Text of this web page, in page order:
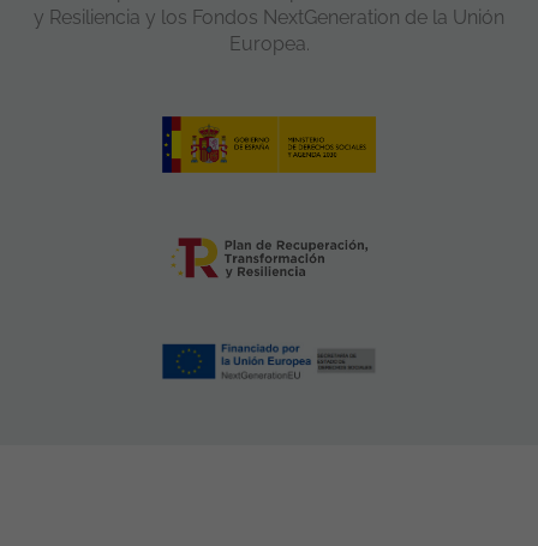
y Resiliencia y los Fondos NextGeneration de la Unión
Europea.